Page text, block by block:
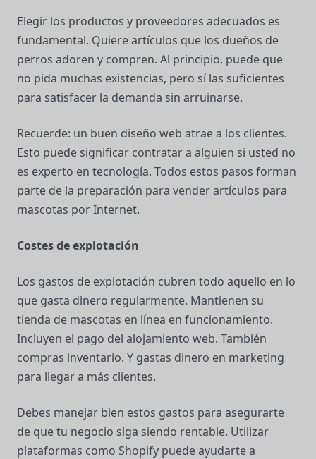
Elegir los productos y proveedores adecuados es
fundamental. Quiere artículos que los dueños de
perros adoren y compren. Al principio, puede que
no pida muchas existencias, pero sí las suficientes
para satisfacer la demanda sin arruinarse.
Recuerde: un buen diseño web atrae a los clientes.
Esto puede significar contratar a alguien si usted no
es experto en tecnología. Todos estos pasos forman
parte de la preparación para vender artículos para
mascotas por Internet.
Costes de explotación
Los gastos de explotación cubren todo aquello en lo
que gasta dinero regularmente. Mantienen su
tienda de mascotas en línea en funcionamiento.
Incluyen el pago del alojamiento web. También
compras inventario. Y gastas dinero en marketing
para llegar a más clientes.
Debes manejar bien estos gastos para asegurarte
de que tu negocio siga siendo rentable. Utilizar
plataformas como Shopify puede ayudarte a